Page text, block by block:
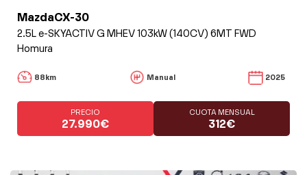
MazdaCX-30
2.5L e-SKYACTIV G MHEV 103kW (140CV) 6MT FWD
Homura
88km Manual 2025
PRECIO
27.990€
CUOTA MENSUAL
312€